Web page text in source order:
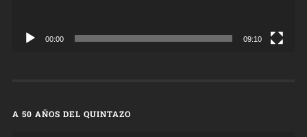
00:00 09:10
A 50 AÑOS DEL QUINTAZO